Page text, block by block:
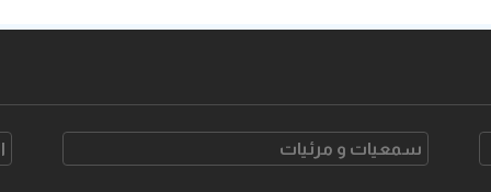
سمعیات و مرئیات